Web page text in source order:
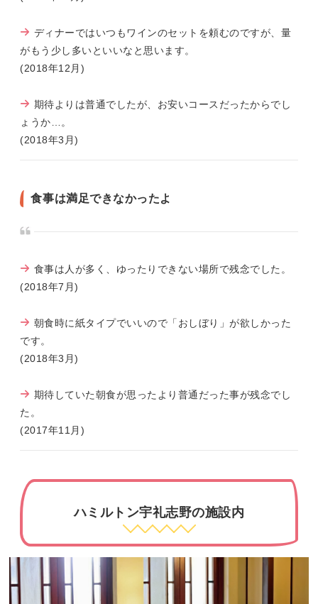
ディナーではいつもワインのセットを頼むのですが、量
がもう少し多いといいなと思います。
(2018年12月)
期待よりは普通でしたが、お安いコースだったからでし
ょうか…。
(2018年3月)
食事は満足できなかったよ
食事は人が多く、ゆったりできない場所で残念でした。
(2018年7月)
朝食時に紙タイプでいいので「おしぼり」が欲しかった
です。
(2018年3月)
期待していた朝食が思ったより普通だった事が残念でし
た。
(2017年11月)
ハミルトン宇礼志野の施設内